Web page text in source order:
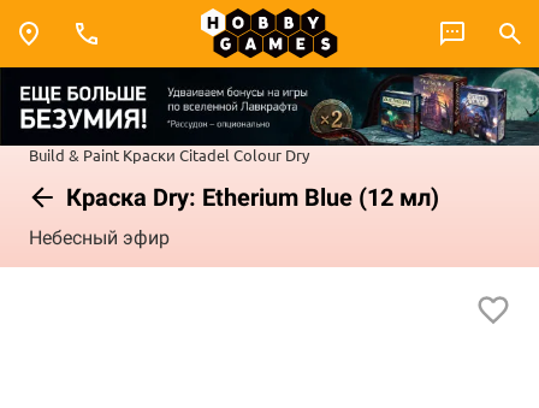
Build & Paint Краски Citadel Colour Dry
Краска Dry: Etherium Blue (12 мл)
Небесный эфир